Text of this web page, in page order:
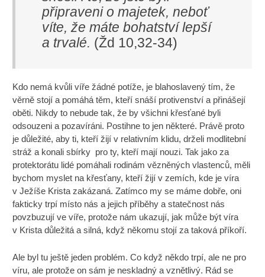
připraveni o majetek, neboť
víte, že máte bohatství lepší
a trvalé. (Žd 10,32-34)
Kdo nemá kvůli víře žádné potíže, je blahoslavený tím, že
věrně stojí a pomáhá těm, kteří snáší protivenství a přinášejí
oběti. Nikdy to nebude tak, že by všichni křesťané byli
odsouzeni a pozavíráni. Postihne to jen některé. Právě proto
je důležité, aby ti, kteří žijí v relativním klidu, drželi modlitební
stráž a konali sbírky pro ty, kteří mají nouzi. Tak jako za
protektorátu lidé pomáhali rodinám vězněných vlastenců, měli
bychom myslet na křesťany, kteří žijí v zemích, kde je víra
v Ježíše Krista zakázaná. Zatímco my se máme dobře, oni
fakticky trpí místo nás a jejich příběhy a statečnost nás
povzbuzují ve víře, protože nám ukazují, jak může být víra
v Krista důležitá a silná, když někomu stojí za taková příkoří.
Ale byl tu ještě jeden problém. Co když někdo trpí, ale ne pro
víru, ale protože on sám je neskladný a vznětlivý. Rád se